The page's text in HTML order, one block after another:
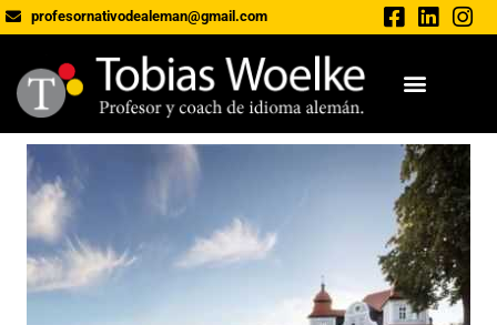
profesornativodealeman@gmail.com